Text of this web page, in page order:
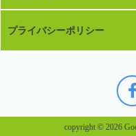
プライバシーポリシー
copyright © 2026